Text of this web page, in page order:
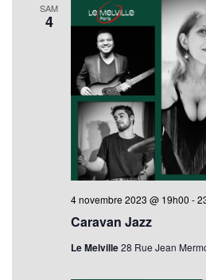
SAM
4
Caravan Jazz
4 novembre 2023 @ 19h00 -
Le Melville28 Rue Jean